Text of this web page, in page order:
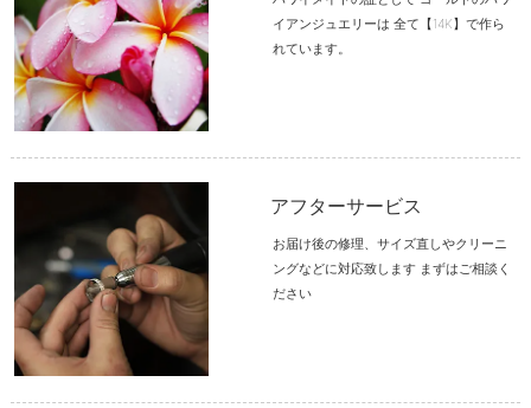
イアンジュエリーは 全て【14K】で作ら
れています。
アフターサービス
お届け後の修理、サイズ直しやクリーニ
ングなどに対応致します まずはご相談く
ださい